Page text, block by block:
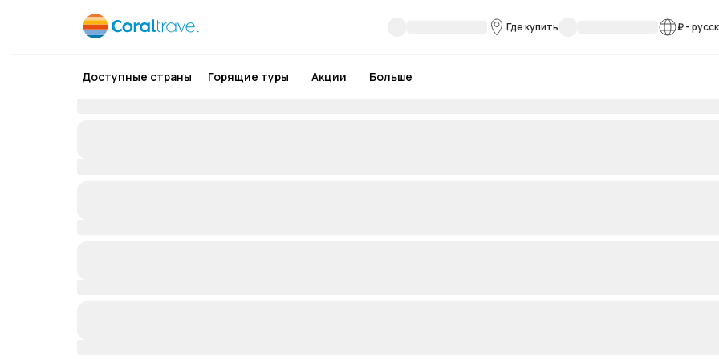
Где купить ₽-
Доступные страны Горящие туры Акции Больше